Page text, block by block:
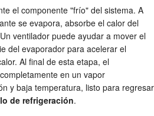
el componente "frío" del sistema. A
se evapora, absorbe el calor del
ventilador puede ayudar a mover el
del evaporador para acelerar el
Al final de esta etapa, el
en un vapor
y baja temperatura, listo para regresar
de refrigeración.